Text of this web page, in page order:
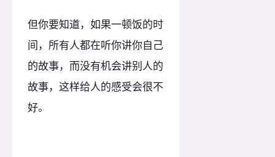
但你要知道，如果一顿饭的时
间，所有人都在听你讲你自己
的故事，而没有机会讲别人的
故事，这样给人的感受会很不
好。